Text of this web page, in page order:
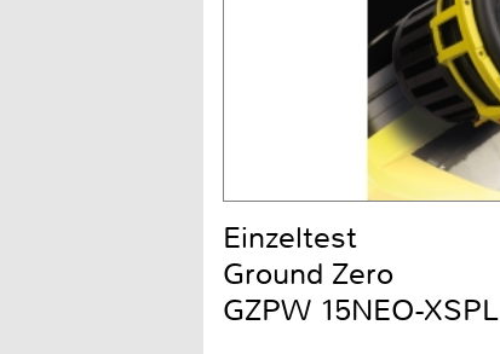
Einzeltest
Ground Zero
GZPW 15NEO-XSPL